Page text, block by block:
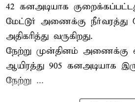
42 கனஅடியாக
மேட்டூர் அணைக்கு நீர்வரத்து
அதிகரித்து வருகிறது.
நேற்று முன்தினம் அணைக்கு
ஆயிரத்து 905 கனஅடியாக
நேற்று ...